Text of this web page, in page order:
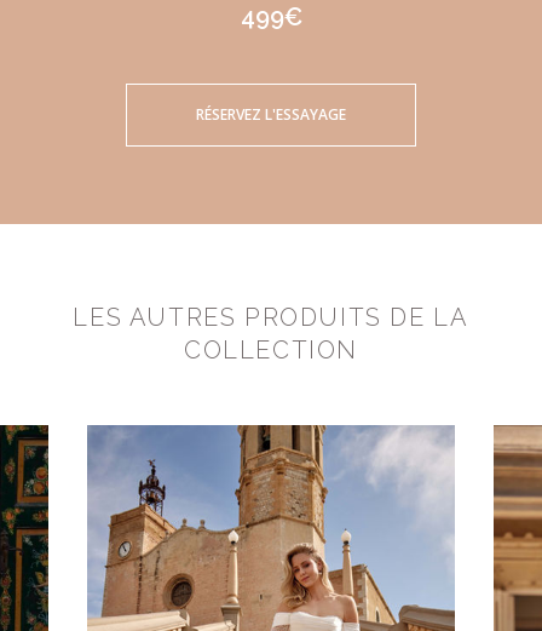
499€
RÉSERVEZ L'ESSAYAGE
LES AUTRES PRODUITS DE LA
COLLECTION